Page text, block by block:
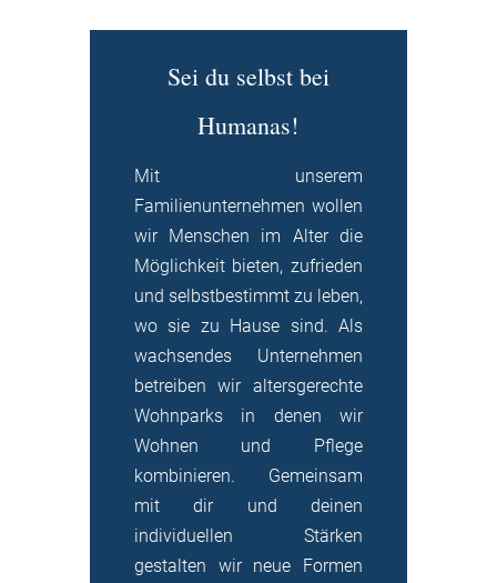
Sei du selbst bei
Humanas!
Mit unserem
Familienunternehmen wollen
wir Menschen im Alter die
Möglichkeit bieten, zufrieden
und selbstbestimmt zu leben,
wo sie zu Hause sind. Als
wachsendes Unternehmen
betreiben wir altersgerechte
Wohnparks in denen wir
Wohnen und Pflege
kombinieren. Gemeinsam
mit dir und deinen
individuellen Stärken
gestalten wir neue Formen